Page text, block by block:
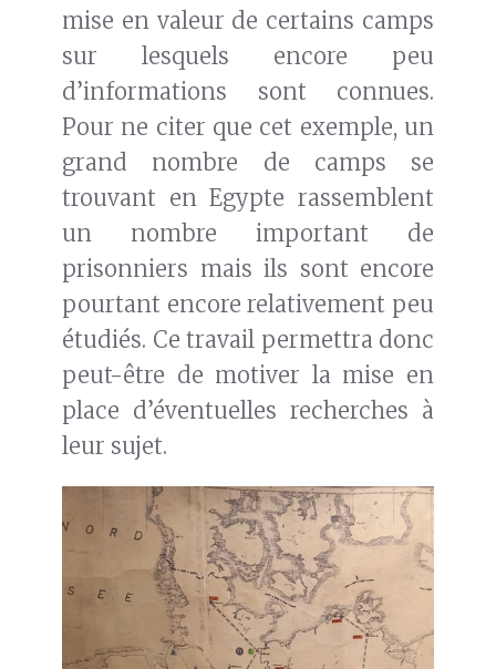
mise en valeur de certains camps
sur lesquels encore peu
d’informations sont connues.
Pour ne citer que cet exemple, un
grand nombre de camps se
trouvant en Egypte rassemblent
un nombre important de
prisonniers mais ils sont encore
pourtant encore relativement peu
étudiés. Ce travail permettra donc
peut-être de motiver la mise en
place d’éventuelles recherches à
leur sujet.